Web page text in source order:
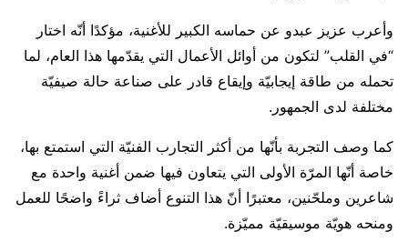
وأعرب عزيز عبدو عن حماسه الكبير للأغنية، مؤكدًا أنّه اختار
“في القلب” لتكون من أوائل الأعمال التي يقدّمها هذا العام، لما
تحمله من طاقة إيجابيّة وإيقاع قادر على صناعة حالة صيفيّة
مختلفة لدى الجمهور.
كما وصف التجربة بأنّها من أكثر التجارب الفنيّة التي استمتع بها،
خاصة أنّها المرّة الأولى التي يتعاون فيها ضمن أغنية واحدة مع
شاعرين وملحّنين، معتبرًا أنّ هذا التنوع أضاف ثراءً واضحًا للعمل
ومنحه هويّة موسيقيّة مميّزة.